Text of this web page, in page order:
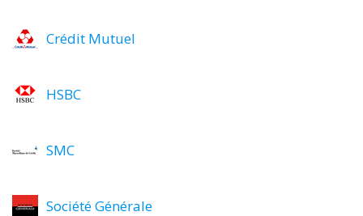
Crédit Mutuel
HSBC
SMC
Société Générale